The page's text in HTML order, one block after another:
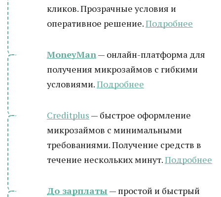
кликов. Прозрачные условия и
оперативное решение.Подробнее
MoneyMan— онлайн-платформа для
получения микрозаймов с гибкими
условиями.Подробнее
Creditplus — быстрое оформление
микрозаймов с минимальными
требованиями. Получение средств в
течение нескольких минут.Подробнее
До зарплаты — простой и быстрый